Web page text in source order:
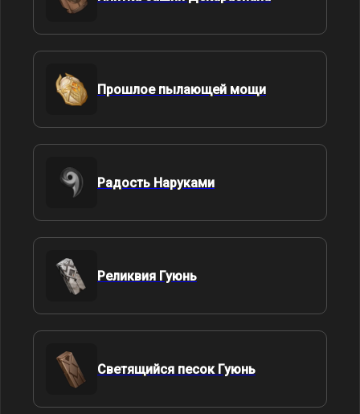
Прошлое пылающей мощи
Радость Наруками
Реликвия Гуюнь
Светящийся песок Гуюнь